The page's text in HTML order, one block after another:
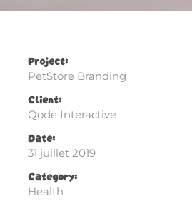
Project:
PetStore Branding
Client:
Qode Interactive
Date:
31 juillet 2019
Category:
Health